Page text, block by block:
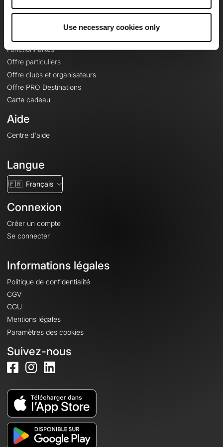
Use necessary cookies only
Fonctionnalités
Offre particuliers
Offre clubs et organisateurs
Offre PRO Destinations
Carte cadeau
Aide
Centre d'aide
Langue
🇫🇷 Français
Connexion
Créer un compte
Se connecter
Informations légales
Politique de confidentialité
CGV
CGU
Mentions légales
Paramètres des cookies
Suivez-nous